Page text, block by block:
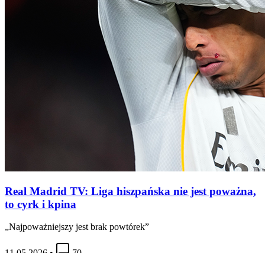
Real Madrid TV: Liga hiszpańska nie jest poważna,
to cyrk i kpina
„Najpoważniejszy jest brak powtórek”